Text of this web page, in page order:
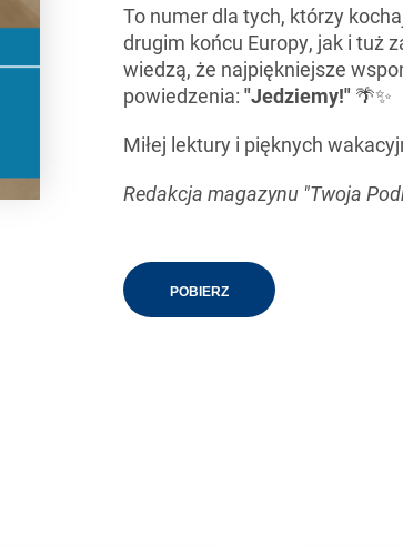
To numer dla tych, którzy
drugim końcu Europy, jak i tuż
wiedzą, że najpiękniejsze
powiedzenia: "Jedziemy!" 🌴✨
Miłej lektury i pięknych
Redakcja magazynu "Twoja
POBIERZ